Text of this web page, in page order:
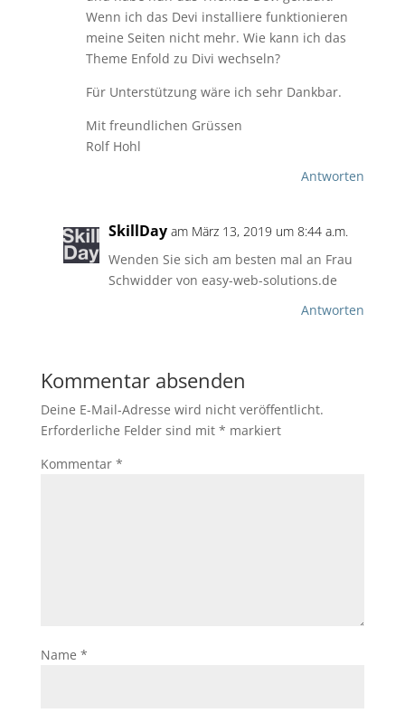
Wenn ich das Devi installiere funktionieren
meine Seiten nicht mehr. Wie kann ich das
Theme Enfold zu Divi wechseln?
Für Unterstützung wäre ich sehr Dankbar.
Mit freundlichen Grüssen
Rolf Hohl
Antworten
SkillDay am März 13, 2019 um 8:44 a.m.
Wenden Sie sich am besten mal an Frau
Schwidder von easy-web-solutions.de
Antworten
Kommentar absenden
Deine E-Mail-Adresse wird nicht veröffentlicht.
Erforderliche Felder sind mit * markiert
Kommentar *
Name *